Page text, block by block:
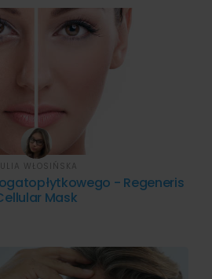
- Regeneris
Mask
WŁOSIŃSKA